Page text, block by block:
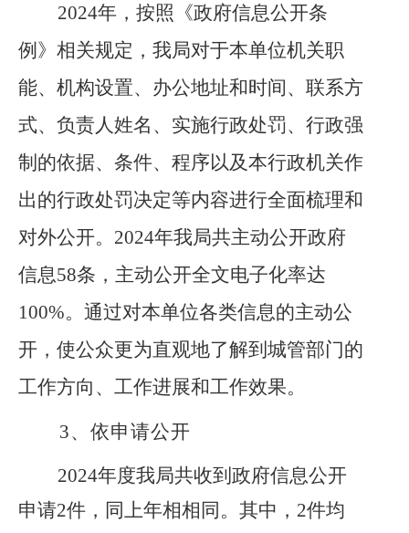
2024年，按照《政府信息公开条
例》相关规定，我局对于本单位机关职
能、机构设置、办公地址和时间、联系方
式、负责人姓名、实施行政处罚、行政强
制的依据、条件、程序以及本行政机关作
出的行政处罚决定等内容进行全面梳理和
对外公开。 2024年我局共主动公开政府
信息58条，主动公开全文电子化率达
100%。 通过对本单位各类信息的主动公
开，使公众更为直观地了解到城管部门的
工作方向、工作进展和工作效果。
3、 依申请公开
2024年度我局共收到政府信息公开
申请2件，同上年相相同。其中，2件均